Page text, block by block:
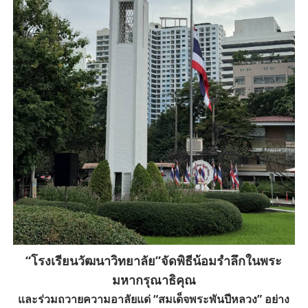
“โรงเรียนวัฒนาวิทยาลัย”จัดพิธีน้อมรำลึกในพระ
มหากรุณาธิคุณ
และร่วมถวายความอาลัยแด่ “สมเด็จพระพันปีหลวง” อย่าง